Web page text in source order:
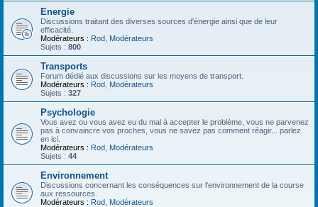
Energie
Discussions traitant des diverses sources d'énergie ainsi que de leur
efficacité.
Modérateurs : Rod Modérateurs
Sujets : 800
Transports
Forum dédié aux discussions sur les moyens de transport.
Modérateurs : Rod Modérateurs
Sujets : 327
Psychologie
Vous avez ou vous avez eu du mal à accepter le problème, vous ne parvenez
pas à convaincre vos proches, vous ne savez pas comment réagir... parlez
en ici.
Modérateurs : Rod Modérateurs
Sujets : 44
Environnement
Discussions concernant les conséquences sur l'environnement de la course
aux ressources.
Modérateurs : Rod Modérateurs